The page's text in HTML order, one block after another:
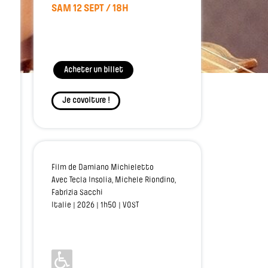
SAM 12 SEPT / 18H
Acheter un billet
Je covoiture !
Film de Damiano Michieletto
Avec Tecla Insolia, Michele Riondino,
Fabrizia Sacchi
Italie | 2026 | 1h50 | VOST